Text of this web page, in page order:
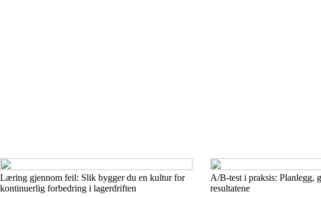
Læring gjennom feil: Slik bygger du en kultur for
kontinuerlig forbedring i lagerdriften
A/B-test i praksis: Planlegg,
resultatene